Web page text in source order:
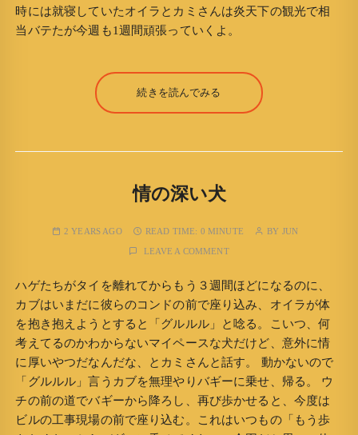
時には就寝していたオイラとカミさんは炎天下の観光で相
当バテたが今週も1週間頑張っていくよ。
続きを読んでみる
情の深い犬
2 YEARS AGO READ TIME: 0 MINUTE BY JUN
LEAVE A COMMENT
ハゲたちがタイを離れてからもう３週間ほどになるのに、
カブはいまだに彼らのコンドの前で座り込み、オイラが体
を抱き抱えようとすると「グルルル」と唸る。こいつ、何
考えてるのかわからないマイペースな犬だけど、意外に情
に厚いやつだなんだな、とカミさんと話す。 動かないので
「グルルル」言うカブを無理やりバギーに乗せ、帰る。 ウ
チの前の道でバギーから降ろし、再び歩かせると、今度は
ビルの工事現場の前で座り込む。これはいつもの「もう歩